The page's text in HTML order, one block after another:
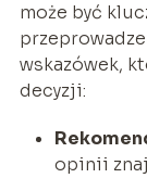
może być
wskazówek,
decyzji:
opinii